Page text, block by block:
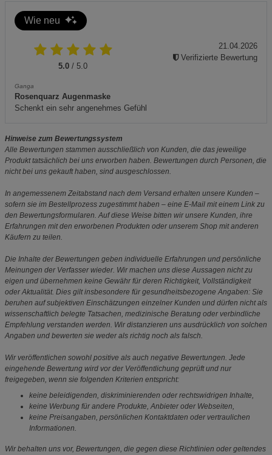
Wie neu
5.0 / 5.0
Ganga
Rosenquarz Augenmaske
Schenkt ein sehr angenehmes Gefühl
21.04.2026
Verifizierte Bewertung
Hinweise zum Bewertungssystem
Alle Bewertungen stammen ausschließlich von Kunden, die das jeweilige
Produkt tatsächlich bei uns erworben haben. Bewertungen durch Personen, die
nicht bei uns gekauft haben, sind ausgeschlossen.
In angemessenem Zeitabstand nach dem Versand erhalten unsere Kunden –
sofern sie im Bestellprozess zugestimmt haben – eine E-Mail mit einem Link zu
den Bewertungsformularen. Auf diese Weise bitten wir unsere Kunden, ihre
Erfahrungen mit den erworbenen Produkten oder unserem Shop mit anderen
Käufern zu teilen.
Die Inhalte der Bewertungen geben individuelle Erfahrungen und persönliche
Meinungen der Verfasser wieder. Wir machen uns diese Aussagen nicht zu
eigen und übernehmen keine Gewähr für deren Richtigkeit, Vollständigkeit
oder Aktualität. Dies gilt insbesondere für gesundheitsbezogene Angaben: Sie
beruhen auf subjektiven Einschätzungen einzelner Kunden und dürfen nicht als
wissenschaftlich belegte Tatsachen, medizinische Beratung oder verbindliche
Empfehlung verstanden werden. Wir distanzieren uns ausdrücklich von solchen
Angaben und bewerten sie weder als richtig noch als falsch.
Wir veröffentlichen sowohl positive als auch negative Bewertungen. Jede
eingehende Bewertung wird vor der Veröffentlichung geprüft und nur
freigegeben, wenn sie folgenden Kriterien entspricht:
keine beleidigenden, diskriminierenden oder rechtswidrigen Inhalte,
keine Werbung für andere Produkte, Anbieter oder Webseiten,
keine Preisangaben, persönlichen Kontaktdaten oder vertraulichen
Informationen.
Wir behalten uns vor, Bewertungen, die gegen diese Richtlinien oder geltendes